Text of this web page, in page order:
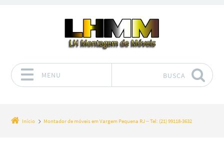
MENU BUSCA
Início Montador de móveis em Vargem Pequena RJ – Tel: (21) 99118-3632